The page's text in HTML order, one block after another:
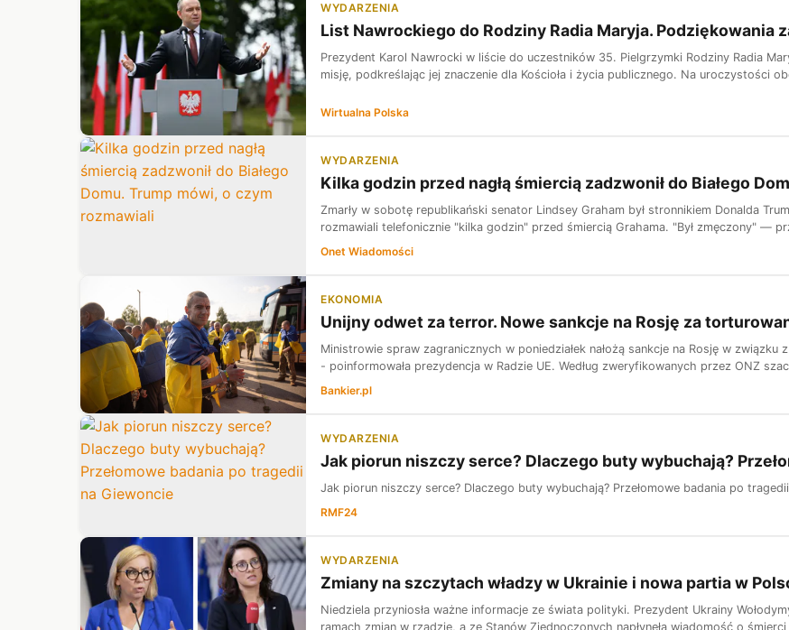
WYDARZENIA
List Nawrockiego do Rodziny Radia Maryja. Podziękowania
Prezydent Karol Nawrocki w liście do uczestników 35. Pielgrzymki Rodziny Radia
misję, podkreślając jej znaczenie dla Kościoła i życia publicznego. Na uroczystości
Wirtualna Polska
WYDARZENIA
Kilka godzin przed nagłą śmiercią zadzwonił do Białego
Zmarły w sobotę republikański senator Lindsey Graham był stronnikiem Donalda
rozmawiali telefonicznie "kilka godzin" przed śmiercią Grahama. "Był zmęczony" —
Onet Wiadomości
EKONOMIA
Unijny odwet za terror. Nowe sankcje na Rosję za
Ministrowie spraw zagranicznych w poniedziałek nałożą sankcje na Rosję w
- poinformowała prezydencja w Radzie UE. Według zweryfikowanych przez ONZ
Bankier.pl
WYDARZENIA
Jak piorun niszczy serce? Dlaczego buty wybuchają?
Jak piorun niszczy serce? Dlaczego buty wybuchają? Przełomowe badania po
RMF24
WYDARZENIA
Zmiany na szczytach władzy w Ukrainie i nowa partia w
Niedziela przyniosła ważne informacje ze świata polityki. Prezydent Ukrainy
ramach zmian w rządzie, a ze Stanów Zjednoczonych napłynęła wiadomość o